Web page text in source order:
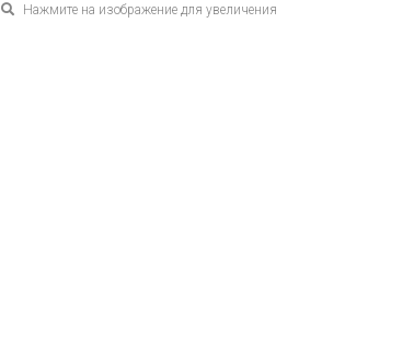
Нажмите на изображение для увеличения